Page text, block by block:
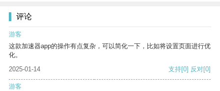
评论
游客
这款加速器app的操作有点复杂，可以简化一下，比如将设置页面进行优
化。
2025-01-14
支持[0] 反对[0]
游客